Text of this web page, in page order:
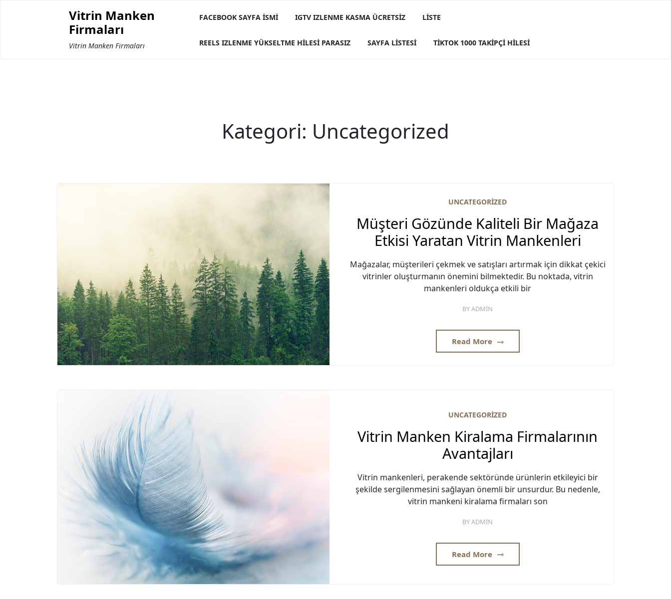
Vitrin Manken
Firmaları
Vitrin Manken Firmaları
FACEBOOK SAYFA İSMI IGTV IZLENME KASMA ÜCRETSIZ LISTE
REELS IZLENME YÜKSELTME HILESI PARASIZ SAYFA LISTESI TIKTOK 1000 TAKIPÇI HILESI
Kategori: Uncategorized
UNCATEGORIZED
Müşteri Gözünde Kaliteli Bir Mağaza
Etkisi Yaratan Vitrin Mankenleri
Mağazalar, müşterileri çekmek ve satışları artırmak için dikkat çekici
vitrinler oluşturmanın önemini bilmektedir. Bu noktada, vitrin
mankenleri oldukça etkili bir
BYADMIN
Read More
UNCATEGORIZED
Vitrin Manken Kiralama Firmalarının
Avantajları
Vitrin mankenleri, perakende sektöründe ürünlerin etkileyici bir
şekilde sergilenmesini sağlayan önemli bir unsurdur. Bu nedenle,
vitrin mankeni kiralama firmaları son
BYADMIN
Read More